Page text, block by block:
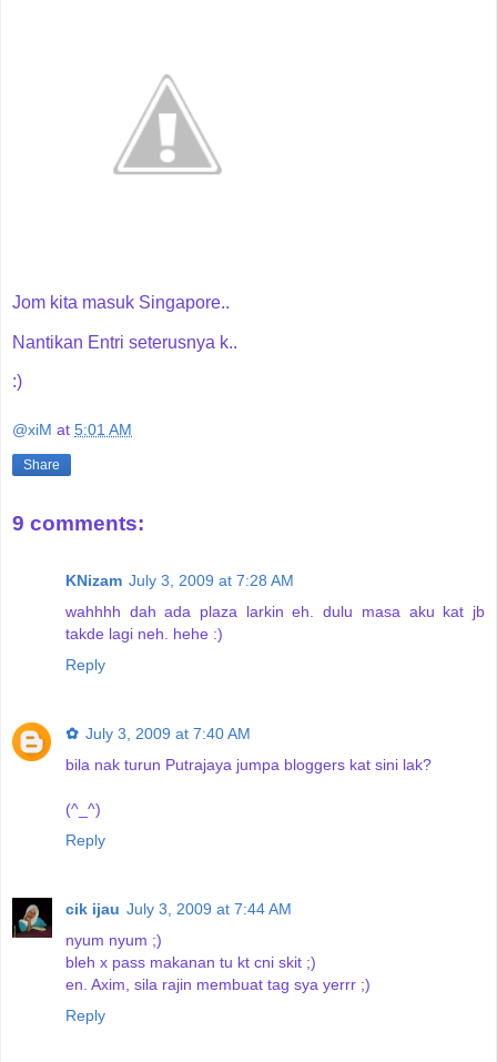
Jom kita masuk Singapore..
Nantikan Entri seterusnya k..
:)
@xiM at 5:01 AM
Share
9 comments:
KNizam July 3, 2009 at 7:28 AM
wahhhh dah ada plaza larkin eh. dulu masa aku kat jb
takde lagi neh. hehe :)
Reply
✿ July 3, 2009 at 7:40 AM
bila nak turun Putrajaya jumpa bloggers kat sini lak?
(^_^)
Reply
cik ijau July 3, 2009 at 7:44 AM
nyum nyum ;)
bleh x pass makanan tu kt cni skit ;)
en. Axim, sila rajin membuat tag sya yerrr ;)
Reply